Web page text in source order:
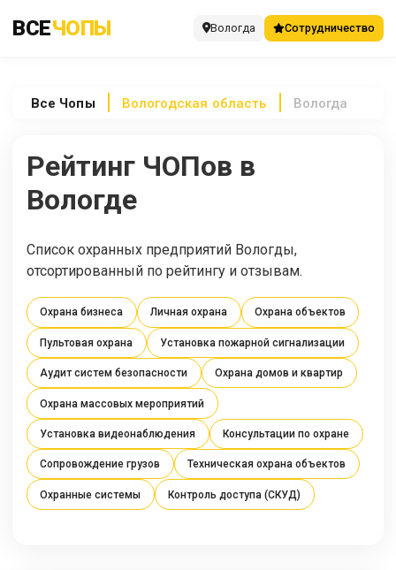
ВСЕЧОПЫ Вологда Сотрудничество
Все Чопы Вологодская область Вологда
Рейтинг ЧОПов в
Вологде
Список охранных предприятий Вологды,
отсортированный по рейтингу и отзывам.
Охрана бизнеса Личная охрана Охрана объектов
Пультовая охрана Установка пожарной сигнализации
Аудит систем безопасности Охрана домов и квартир
Охрана массовых мероприятий
Установка видеонаблюдения Консультации по охране
Сопровождение грузов Техническая охрана объектов
Охранные системы Контроль доступа (СКУД)